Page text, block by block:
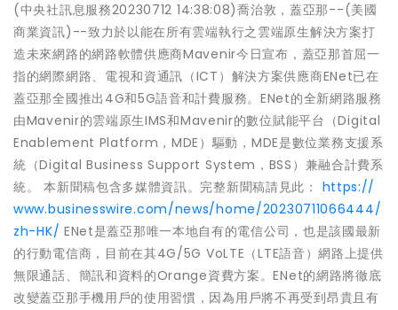
(中央社訊息服務20230712 14:38:08)喬治敦，蓋亞那--(美國
商業資訊)--致力於以能在所有雲端執行之雲端原生解決方案打
造未來網路的網路軟體供應商Mavenir今日宣布，蓋亞那首屈一
指的網際網路、電視和資通訊（ICT）解決方案供應商ENet已在
蓋亞那全國推出4G和5G語音和計費服務。ENet的全新網路服務
由Mavenir的雲端原生IMS和Mavenir的數位賦能平台（Digital
Enablement Platform，MDE）驅動，MDE是數位業務支援系
統（Digital Business Support System，BSS）兼融合計費系
統。 本新聞稿包含多媒體資訊。完整新聞稿請見此： https://
www.businesswire.com/news/home/20230711066444/
zh-HK/ ENet是蓋亞那唯一本地自有的電信公司，也是該國最新
的行動電信商，目前在其4G/5G VoLTE（LTE語音）網路上提供
無限通話、簡訊和資料的Orange資費方案。ENet的網路將徹底
改變蓋亞那手機用戶的使用習慣，因為用戶將不再受到昂貴且有